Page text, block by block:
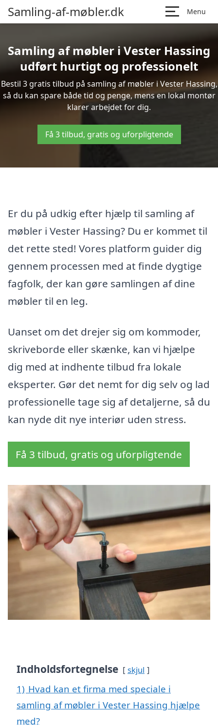
Samling-af-møbler.dk Menu
Samling af møbler i Vester Hassing
udført hurtigt og professionelt
Bestil 3 gratis tilbud på samling af møbler i Vester Hassing,
så du kan spare både tid og penge, mens en lokal montør
klarer arbejdet for dig.
Få 3 tilbud, gratis og uforpligtende
Er du på udkig efter hjælp til samling af
møbler i Vester Hassing? Du er kommet til
det rette sted! Vores platform guider dig
gennem processen med at finde dygtige
fagfolk, der kan gøre samlingen af dine
møbler til en leg.
Uanset om det drejer sig om kommoder,
skriveborde eller skænke, kan vi hjælpe
dig med at indhente tilbud fra lokale
eksperter. Gør det nemt for dig selv og lad
professionelle tage sig af detaljerne, så du
kan nyde dit nye interiør uden stress.
Få 3 tilbud, gratis og uforpligtende
Indholdsfortegnelse skjul
1) Hvad kan et firma med speciale i
samling af møbler i Vester Hassing hjælpe
med?